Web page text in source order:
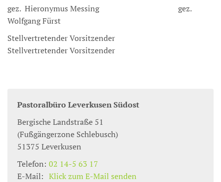
gez. Hieronymus Messing gez.
Wolfgang Fürst
Stellvertretender Vorsitzender
Stellvertretender Vorsitzender
Pastoralbüro Leverkusen Südost
Bergische Landstraße 51
(Fußgängerzone Schlebusch)
51375 Leverkusen
Telefon: 02 14-5 63 17
E-Mail: Klick zum E-Mail senden